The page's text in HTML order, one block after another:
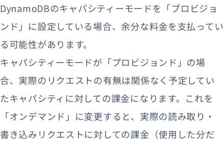
DynamoDBのキャパシティーモードを「プロビジョ
ンド」に設定している場合、余分な料金を支払ってい
る可能性があります。
キャパシティーモードが「プロビジョンド」の場
合、実際のリクエストの有無は関係なく予定してい
たキャパシティに対しての課金になります。これを
「オンデマンド」に変更すると、実際の読み取り・
書き込みリクエストに対しての課金（使用した分だ